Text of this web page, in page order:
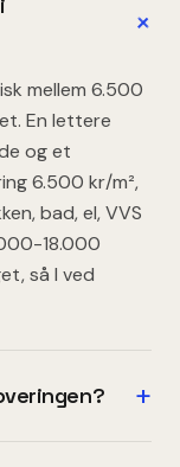
+
mellem 6.500
En lettere
og et
6.500 kr/m²,
bad, el, VVS
18.000
så I ved
+